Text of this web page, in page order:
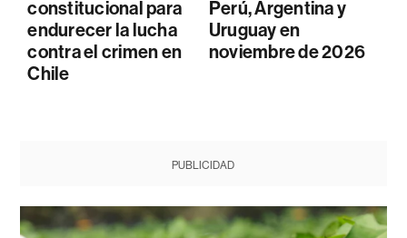
constitucional para
endurecer la lucha
contra el crimen en
Chile
Perú, Argentina y
Uruguay en
noviembre de 2026
PUBLICIDAD